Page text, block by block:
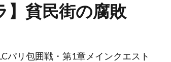
】貧民街の腐敗
パリ包囲戦・第1章メインクエスト